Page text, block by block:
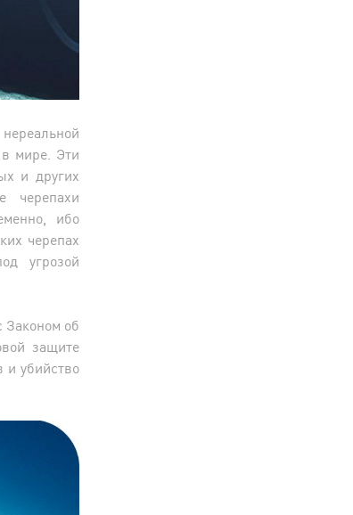
мире. Эти
и других
черепахи
ибо
черепах
угрозой
Законом об
защите
и убийство